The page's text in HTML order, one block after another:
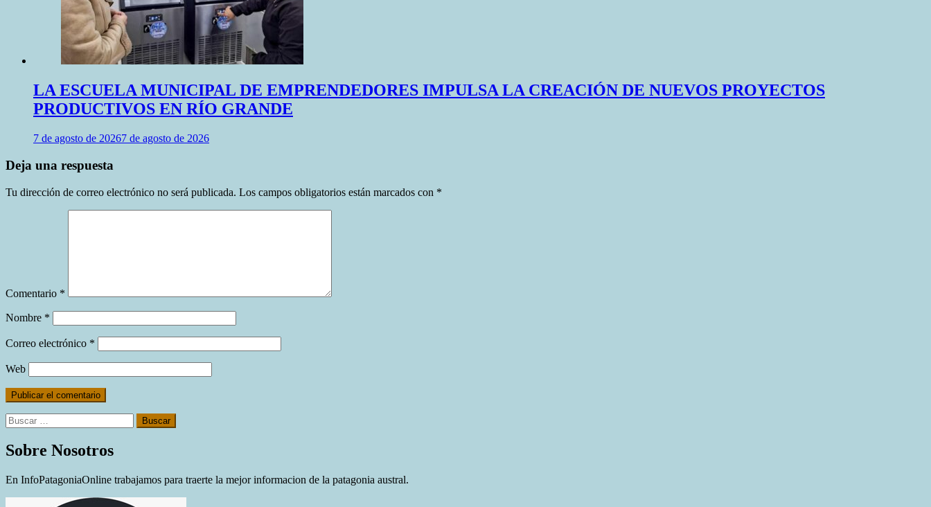
LA ESCUELA MUNICIPAL DE EMPRENDEDORES IMPULSA LA CREACIÓN DE NUEVOS PROYECTOS
PRODUCTIVOS EN RÍO GRANDE
7 de agosto de 20267 de agosto de 2026
Deja una respuesta
Tu dirección de correo electrónico no será publicada. Los campos obligatorios están marcados con *
Comentario *
Nombre *
Correo electrónico *
Web
Buscar:
Sobre Nosotros
En InfoPatagoniaOnline trabajamos para traerte la mejor informacion de la patagonia austral.